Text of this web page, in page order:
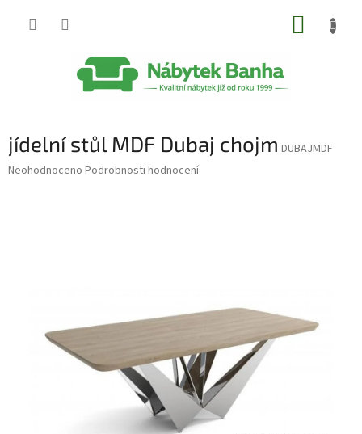
jídelní stůl MDF Dubaj chojm DUBAJMDF
Průměrné
Neohodnoceno Podrobnosti hodnocení